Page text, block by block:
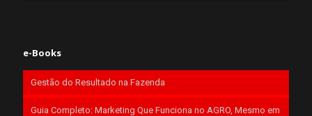
e-Books
Gestão do Resultado na Fazenda
Guia Completo: Marketing Que Funciona no AGRO, Mesmo em